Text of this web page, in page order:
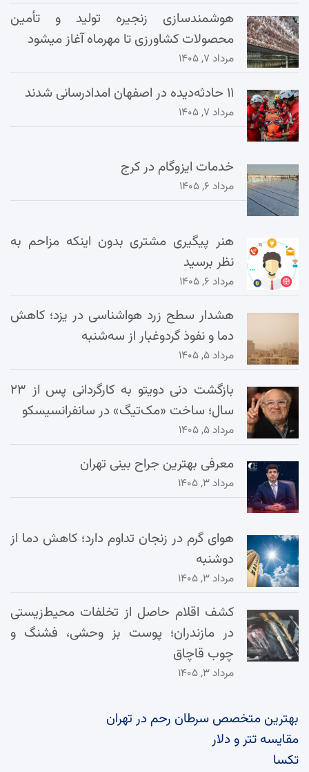
هوشمندسازی زنجیره تولید و تأمین
محصولات کشاورزی تا مهرماه آغاز میشود
مرداد ۷, ۱۴۰۵
۱۱ حادثه‌دیده در اصفهان امدادرسانی شدند
مرداد ۷, ۱۴۰۵
خدمات ایزوگام در کرج
مرداد ۶, ۱۴۰۵
هنر پیگیری مشتری بدون اینکه مزاحم به
نظر برسید
مرداد ۶, ۱۴۰۵
هشدار سطح زرد هواشناسی در یزد؛ کاهش
دما و نفوذ گردوغبار از سه‌شنبه
مرداد ۵, ۱۴۰۵
بازگشت دنی دویتو به کارگردانی پس از ۲۳
سال؛ ساخت «مک‌تیگ» در سانفرانسیسکو
مرداد ۵, ۱۴۰۵
معرفی بهترین جراح بینی تهران
مرداد ۳, ۱۴۰۵
هوای گرم در زنجان تداوم دارد؛ کاهش دما از
دوشنبه
مرداد ۳, ۱۴۰۵
کشف اقلام حاصل از تخلفات محیط‌زیستی
در مازندران؛ پوست بز وحشی، فشنگ و
چوب قاچاق
مرداد ۳, ۱۴۰۵
بهترین متخصص سرطان رحم در تهران
مقایسه تتر و دلار
تکسا